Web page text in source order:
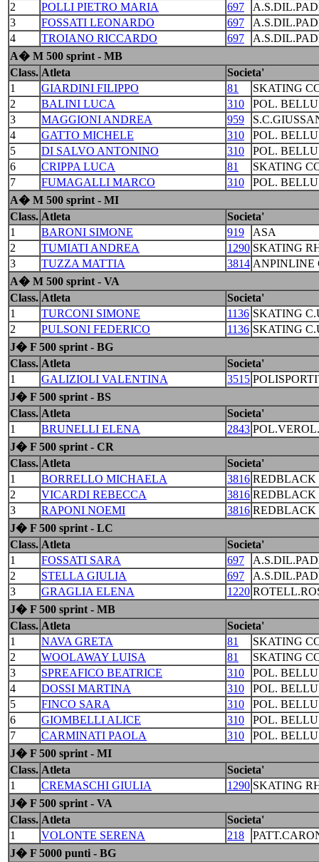
2
POLLI PIETRO MARIA 697
3
FOSSATI LEONARDO 697
4
TROIANO RICCARDO 697
A� M 500 sprint - MB
Class. Atleta
Societa'
1
GIARDINI FILIPPO 81
SKATING
2
BALINI LUCA 310
POL.
3
MAGGIONI ANDREA 959
4
GATTO MICHELE 310
POL.
5
DI SALVO ANTONINO 310
POL.
6
CRIPPA LUCA 81
SKATING
7
FUMAGALLI MARCO 310
POL.
A� M 500 sprint - MI
Class. Atleta
Societa'
1
BARONI SIMONE 919
ASA
2
TUMIATI ANDREA 1290 SKATING
3
TUZZA MATTIA 3814 ANPINLINE
A� M 500 sprint - VA
Class. Atleta
Societa'
1
TURCONI SIMONE 1136 SKATING
2
PULSONI FEDERICO 1136 SKATING
J� F 500 sprint - BG
Class. Atleta
Societa'
1
GALIZIOLI VALENTINA 3515
J� F 500 sprint - BS
Class. Atleta
Societa'
1
BRUNELLI ELENA 2843
J� F 500 sprint - CR
Class. Atleta
Societa'
1
BORRELLO MICHAELA 3816 REDBLACK
2
VICARDI REBECCA 3816 REDBLACK
3
RAPONI NOEMI 3816 REDBLACK
J� F 500 sprint - LC
Class. Atleta
Societa'
1
FOSSATI SARA 697
2
STELLA GIULIA 697
3
GRAGLIA ELENA 1220
J� F 500 sprint - MB
Class. Atleta
Societa'
1
NAVA GRETA 81
SKATING
2
WOOLAWAY LUISA 81
SKATING
3
SPREAFICO BEATRICE 310
POL.
4
DOSSI MARTINA 310
POL.
5
FINCO SARA 310
POL.
6
GIOMBELLI ALICE 310
POL.
7
CARMINATI PAOLA 310
POL.
J� F 500 sprint - MI
Class. Atleta
Societa'
1
CREMASCHI GIULIA 1290 SKATING
J� F 500 sprint - VA
Class. Atleta
Societa'
1
VOLONTE SERENA 218
J� F 5000 punti - BG